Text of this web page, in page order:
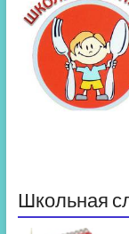
Школьная